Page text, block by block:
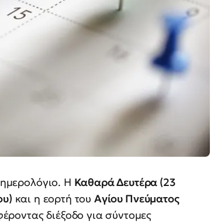
Η Καθαρά Δευτέρα (23
και η εορτή του Αγίου Πνεύματος
διέξοδο για σύντομες